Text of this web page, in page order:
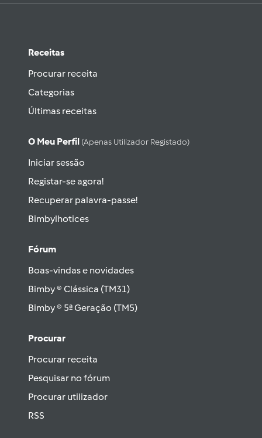
Receitas
Procurar receita
Categorias
Últimas receitas
O Meu Perfil (apenas Utilizador Registado)
Iniciar sessão
Registar-se agora!
Recuperar palavra-passe!
Bimbylhotices
Fórum
Boas-vindas e novidades
Bimby ® Clássica (TM31)
Bimby ® 5ª Geração (TM5)
Procurar
Procurar receita
Pesquisar no fórum
Procurar utilizador
RSS